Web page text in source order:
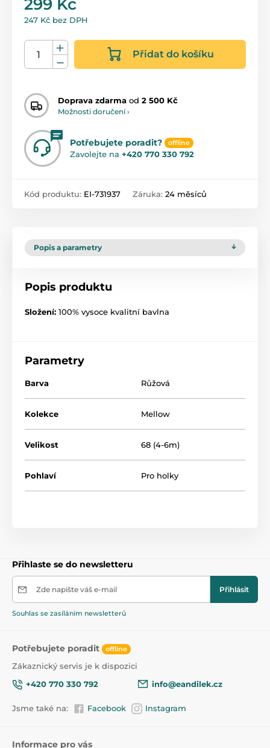
299 Kč
247 Kč bez DPH
Přidat do košíku
Doprava zdarma od 2 500 Kč
Možnosti doručení ›
Potřebujete poradit? offline
Zavolejte na +420 770 330 792
Kód produktu: EI-731937 Záruka: 24 měsíců
Popis a parametry
Popis produktu
Složení: 100% vysoce kvalitní bavlna
Parametry
Barva Růžová
Kolekce Mellow
Velikost 68 (4-6m)
Pohlaví Pro holky
Přihlaste se do newsletteru
Zde napište váš e-mail Přihlásit
Souhlas se zasíláním newsletterů
Potřebujete poradit offline
Zákaznický servis je k dispozici
+420 770 330 792
info@eandilek.cz
Jsme také na: Facebook Instagram
Informace pro vás